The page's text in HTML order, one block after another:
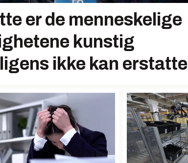
er de menneskelige
kunstig
ikke kan erstatte